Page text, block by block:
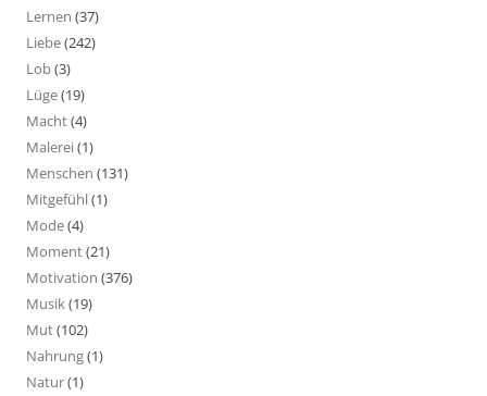
Lernen (37)
Liebe(242)
Lob(3)
Lüge(19)
Macht(4)
Malerei(1)
Menschen (131)
Mitgefühl(1)
Mode(4)
Moment(21)
Motivation (376)
Musik(19)
Mut(102)
Nahrung(1)
Natur(1)